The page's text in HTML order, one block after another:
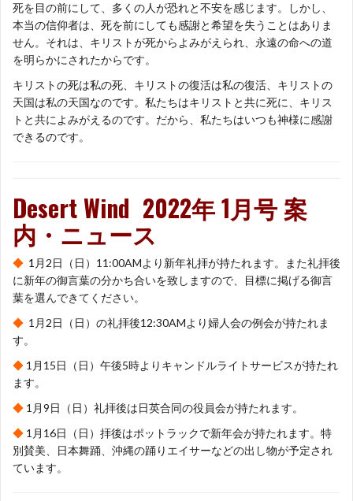
死を目の前にして、多くの人が恐れと不安を感じます。しかし、
本当の信仰者は、死を前にしても感謝と希望を失うことはありま
せん。それは、キリストが死からよみがえられ、永遠の命への道
を明らかにされたからです。
キリストの死は私の死、キリストの復活は私の復活、キリストの
天国は私の天国なのです。私たちはキリストと共に死に、キリス
トと共によみがえるのです。だから、私たちはいつも神様に感謝
できるのです。
Desert Wind 2022年 1月号 案
内・ニュース
◆ 1 月2日（日）11:00AMより新年礼拝が持たれます。また礼拝後
に新年の御言葉の分かち合いを致しますので、目標に掲げる御言
葉を選んできてください。
◆ 1月2日（日）の礼拝後12:30AMより婦人会の例会が持たれま
す。
◆ 1月15日（日）午後5時よりキャンドルライトサービスが持たれ
ます。
◆ 1月9日（日）礼拝後は日英合同の役員会が持たれます。
◆ 1月16日（日）拝後はポットラックで新年会が持たれます。特
別賛美、日本舞踊、沖縄の踊りエイサーなどの出し物が予定され
ています。